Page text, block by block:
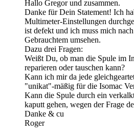
Hallo Gregor und zusammen.
Danke für Dein Statement! Ich
Multimeter-Einstellungen
ist defekt und ich muss mich
Gebrauchtem umsehen.
Dazu drei Fragen:
Weißt Du, ob man die Spule im
reparieren oder tauschen kann?
Kann ich mir da jede
"unikat"-mäßig für die Isomac
Kann die Spule durch ein
kaputt gehen, wegen der Frage
Danke & cu
Roger